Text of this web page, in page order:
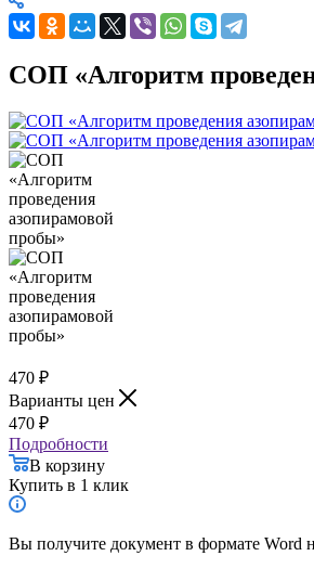
СОП «Алгоритм
470 ₽
Варианты цен
470 ₽
Подробности
В корзину
Купить в 1 клик
Вы получите документ в формате Word